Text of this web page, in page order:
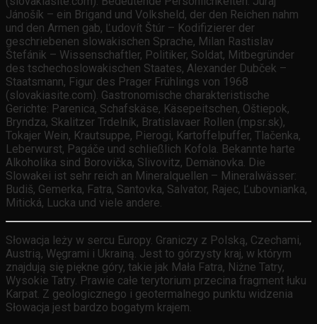
Jánošík – ein Brigand und Volksheld, der den Reichen nahm
und den Armen gab, Ľudovít Štúr – Kodifizierer der
geschriebenen slowakischen Sprache, Milan Rastislav
Štefánik – Wissenschaftler, Politiker, Soldat, Mitbegründer
des tschechoslowakischen Staates, Alexander Dubček –
Staatsmann, Figur des Prager Frühlings von 1968
(slovakiasite.com). Gastronomische charakteristische
Gerichte: Parenica, Schafskäse, Käsepeitschen, Oštiepok,
Bryndza, Skalitzer Trdelník, Bratislavaer Rollen (mpsr.sk),
Tokajer Wein, Krautsuppe, Pierogi, Kartoffelpuffer, Tlačenka,
Leberwurst, Pagáče und schließlich Kofola. Bekannte harte
Alkoholika sind Borovička, Slivovitz, Demänovka. Die
Slowakei ist sehr reich an Mineralquellen – Mineralwässer:
Budiš, Gemerka, Fatra, Santovka, Salvator, Rajec, Ľubovnianka,
Mitická, Lucka und viele andere.
Słowacja leży w sercu Europy. Graniczy z Polską, Czechami,
Austrią, Węgrami i Ukrainą. Jest to górzysty kraj, w którym
znajdują się piękne góry, takie jak Mała Fatra, Niżne Tatry,
Wysokie Tatry. Prawie całe terytorium przecina fragment łuku
Karpat. Z geologicznego i geotermalnego punktu widzenia
Słowacja jest bardzo bogatym krajem.